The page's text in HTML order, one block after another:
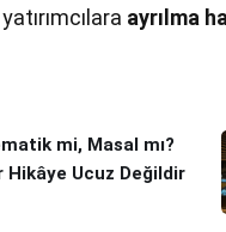
ayrılma
mi, Masal mı?
Hikâye Ucuz Değildir